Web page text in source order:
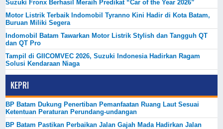
Suzuki Fronx Berhasil Meraih Predikat “Car of the Year 2026”
Motor Listrik Terbaik Indomobil Tyranno Kini Hadir di Kota Batam,
Buruan Miliki Segera
Indomobil Batam Tawarkan Motor Listrik Stylish dan Tangguh QT
dan QT Pro
Tampil di GIICOMVEC 2026, Suzuki Indonesia Hadirkan Ragam
Solusi Kendaraan Niaga
KEPRI
BP Batam Dukung Penertiban Pemanfaatan Ruang Laut Sesuai
Ketentuan Peraturan Perundang-undangan
BP Batam Pastikan Perbaikan Jalan Gajah Mada Hadirkan Jalan